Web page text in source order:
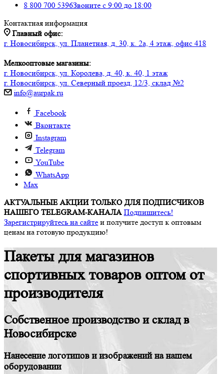
8 800 700 5396Звоните с 9:00 до 18:00
Контактная информация
Главный офис:
г. Новосибирск, ул. Планетная, д. 30, к. 2а, 4 этаж, офис 418
Мелкооптовые магазины:
г. Новосибирск, ул. Королева, д. 40, к. 40, 1 этаж
г. Новосибирск, ул. Северный проезд, 12/3, ​склад №2
info@aurpak.ru
Facebook
Вконтакте
Instagram
Telegram
YouTube
WhatsApp
Max
АКТУАЛЬНЫЕ АКЦИИ ТОЛЬКО ДЛЯ ПОДПИСЧИКОВ
НАШЕГО TELEGRAM-КАНАЛА Подпишитесь!
Зарегистрируйтесь на сайте и получите доступ к оптовым
ценам на готовую продукцию!
Пакеты для магазинов
спортивных товаров оптом от
производителя
Собственное производство и склад в
Новосибирске
Нанесение логотипов и изображений на нашем
оборудовании